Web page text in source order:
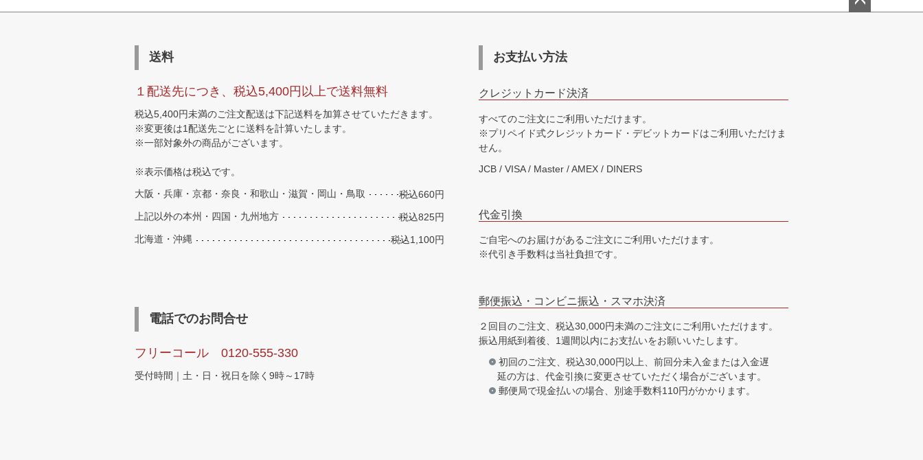
送料
１配送先につき、税込5,400円以上で送料無料
税込5,400円未満のご注文配送は下記送料を加算させていただきます。
※変更後は1配送先ごとに送料を計算いたします。
※一部対象外の商品がございます。
※表示価格は税込です。
大阪・兵庫・京都・奈良・和歌山・滋賀・岡山・鳥取 税込660円
上記以外の本州・四国・九州地方 税込825円
北海道・沖縄 税込1,100円
お支払い方法
クレジットカード決済
すべてのご注文にご利用いただけます。
※プリペイド式クレジットカード・デビットカードはご利用いただけま
せん。
JCB / VISA / Master / AMEX / DINERS
代金引換
ご自宅へのお届けがあるご注文にご利用いただけます。
※代引き手数料は当社負担です。
郵便振込・コンビニ振込・スマホ決済
２回目のご注文、税込30,000円未満のご注文にご利用いただけます。
振込用紙到着後、1週間以内にお支払いをお願いいたします。
初回のご注文、税込30,000円以上、前回分未入金または入金遅
延の方は、代金引換に変更させていただく場合がございます。
郵便局で現金払いの場合、別途手数料110円がかかります。
電話でのお問合せ
フリーコール 0120-555-330
受付時間｜土・日・祝日を除く9時～17時